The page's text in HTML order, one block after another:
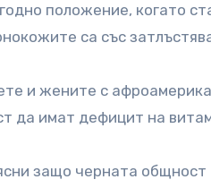
положение, когато
са със
и жените с
да имат дефицит на
защо черната общност